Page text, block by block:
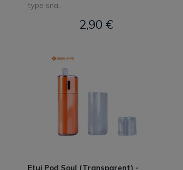
type sna...
2,90 €
Etui Pod Soul (Transparent) -